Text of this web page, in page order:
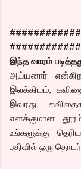
இந்த வாரம்
அய்யனார்
இலக்கியம்,
இவரது
எனக்குமான
உங்களுக்கு
பதிவில் ஒரு தொடர்